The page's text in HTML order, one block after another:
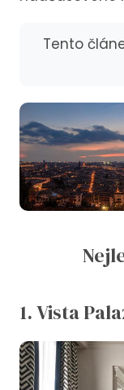
Tento
1. Vista